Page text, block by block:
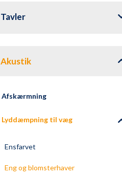
Tavler
Akustik
Afskærmning
Lyddæmpning til væg
Ensfarvet
Eng og blomsterhaver